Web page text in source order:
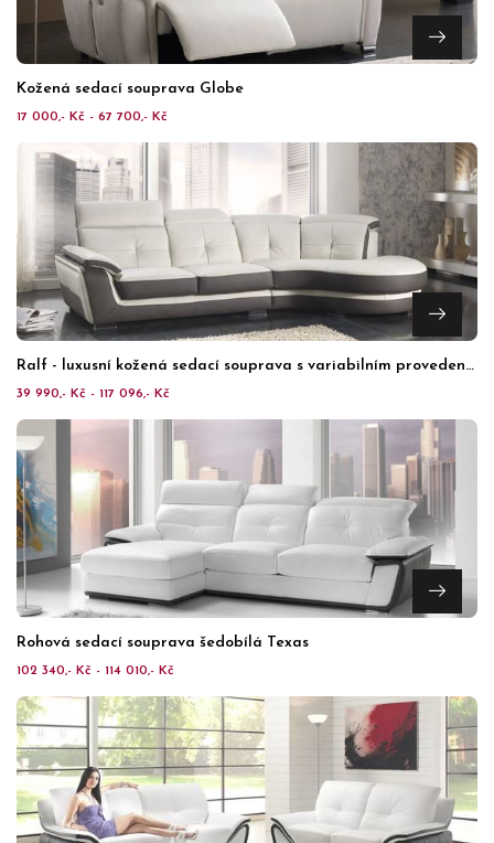
Kožená sedací souprava Globe
17 000,- Kč - 67 700,- Kč
Ralf - luxusní kožená sedací souprava s variabilním provedením
39 990,- Kč - 117 096,- Kč
Rohová sedací souprava šedobílá Texas
102 340,- Kč - 114 010,- Kč